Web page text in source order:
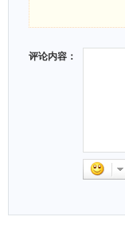
评论内容：